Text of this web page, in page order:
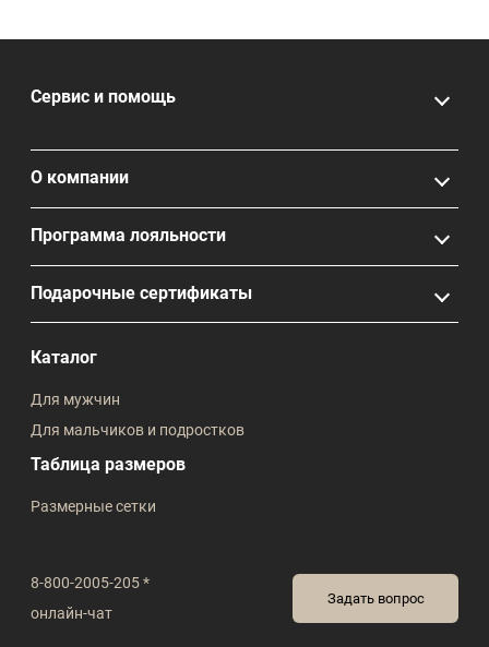
8-800-2005-205 *
онлайн-чат
Задать вопрос
Сервис и помощь
О компании
Программа лояльности
Подарочные сертификаты
Каталог
Для мужчин
Для мальчиков и подростков
Таблица размеров
Размерные сетки